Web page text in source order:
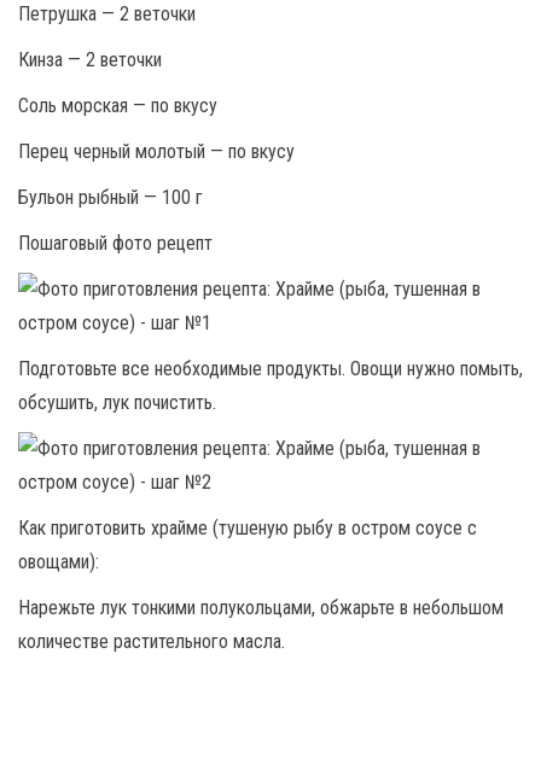
Петрушка — 2 веточки
Кинза — 2 веточки
Соль морская — по вкусу
Перец черный молотый — по вкусу
Бульон рыбный — 100 г
Пошаговый фото рецепт
Подготовьте все необходимые продукты. Овощи нужно помыть,
обсушить, лук почистить.
Как приготовить храйме (тушеную рыбу в остром соусе с
овощами):
Нарежьте лук тонкими полукольцами, обжарьте в небольшом
количестве растительного масла.